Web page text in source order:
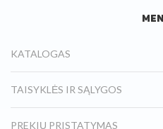
KATALOGAS
TAISYKLĖS IR SĄLYGOS
PREKIŲ PRISTATYMAS